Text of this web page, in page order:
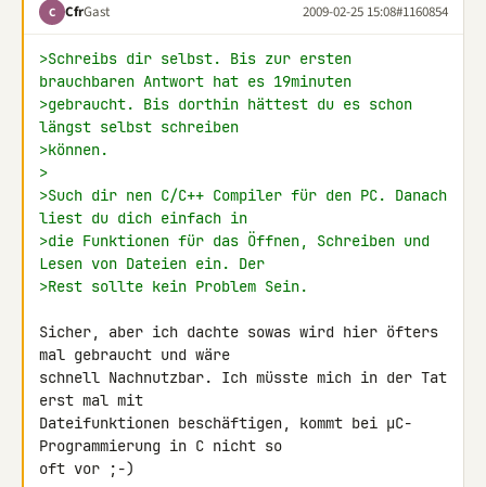
C CfrGast 2009-02-25 15:08#1160854
>Schreibs dir selbst. Bis zur ersten
brauchbaren Antwort hat es 19minuten
>gebraucht. Bis dorthin hättest du es schon
längst selbst schreiben
>können.
>
>Such dir nen C/C++ Compiler für den PC. Danach
liest du dich einfach in
>die Funktionen für das Öffnen, Schreiben und
Lesen von Dateien ein. Der
>Rest sollte kein Problem Sein.
Sicher, aber ich dachte sowas wird hier öfters
mal gebraucht und wäre
schnell Nachnutzbar. Ich müsste mich in der Tat
erst mal mit
Dateifunktionen beschäftigen, kommt bei µC-
Programmierung in C nicht so
oft vor ;-)